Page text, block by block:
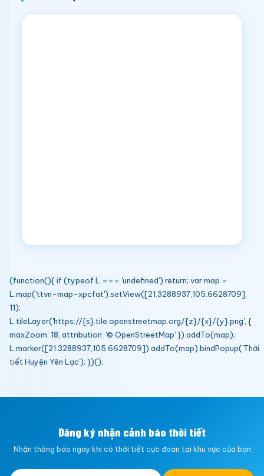
(function(){ if (typeof L === 'undefined') return; var map =
L.map('ttvn-map-xpcfat').setView([21.3288937,105.6628709],
11);
L.tileLayer('https://{s}.tile.openstreetmap.org/{z}/{x}/{y}.png', {
maxZoom: 18, attribution: '© OpenStreetMap' }).addTo(map);
L.marker([21.3288937,105.6628709]).addTo(map).bindPopup('Thời
tiết Huyện Yên Lạc'); })();
Đăng ký nhận cảnh báo thời tiết
Nhận thông báo ngay khi có thời tiết cực đoan tại khu vực của bạn